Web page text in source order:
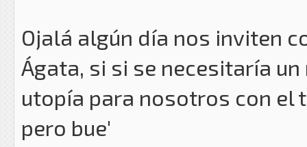
Ojalá algún día nos inviten
Ágata, si si se necesitaría
utopía para nosotros con
pero bue'